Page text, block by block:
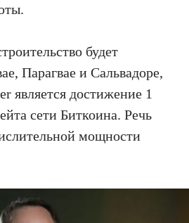
будет
Парагвае и Сальвадоре,
является достижение 1
сети Биткоина. Речь
мощности